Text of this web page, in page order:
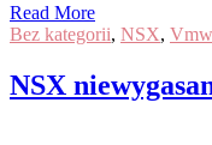
Read More
Bez kategorii, NSX,
NSX